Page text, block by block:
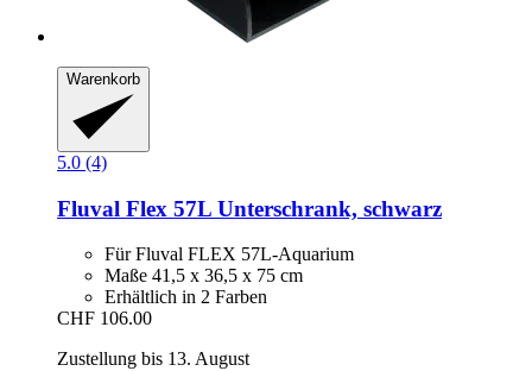
Warenkorb
5.0 (4)
Fluval Flex 57L Unterschrank, schwarz
Für Fluval FLEX 57L-Aquarium
Maße 41,5 x 36,5 x 75 cm
Erhältlich in 2 Farben
CHF 106.00
Zustellung bis 13. August